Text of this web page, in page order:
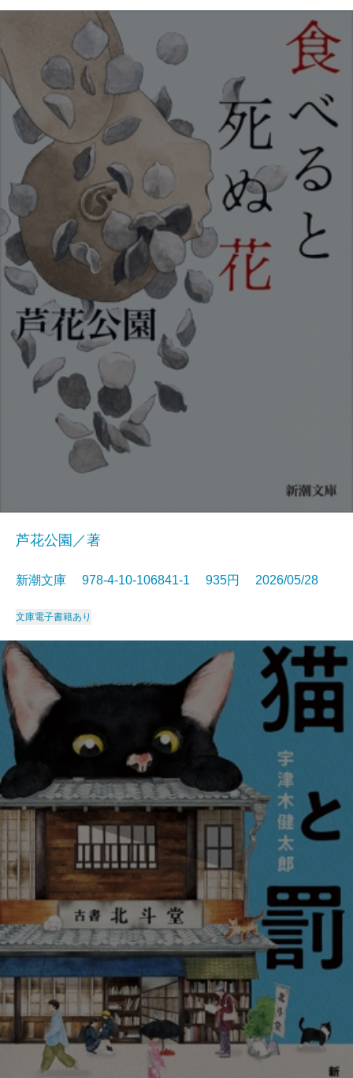
芦花公園／著
新潮文庫 978-4-10-106841-1 935円 2026/05/28
文庫電子書籍あり